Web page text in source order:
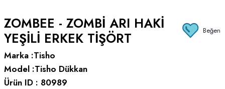
ZOMBEE - ZOMBI ARI HAKI
YEŞILI ERKEK TIŞÖRT
Beğen
Marka :Tisho
Model :Tisho Dükkan
Ürün ID : 80989